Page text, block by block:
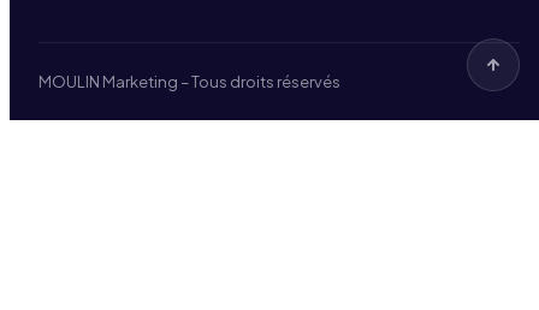
MOULIN Marketing – Tous droits réservés